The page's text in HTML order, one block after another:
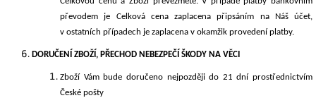
převodem je Celková cena zaplacena připsáním na Náš účet,
v ostatních případech je zaplacena v okamžik provedení platby.
DORUČENÍ ZBOŽÍ, PŘECHOD NEBEZPEČÍ ŠKODY NA VĚCI
Zboží Vám bude doručeno nejpozději do 21 dní prostřednictvím
České pošty